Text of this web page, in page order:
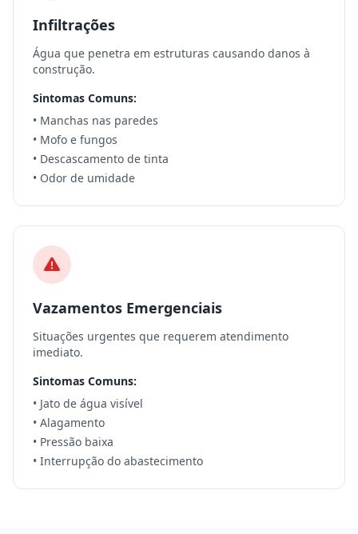
Infiltrações
Água que penetra em estruturas causando danos à
construção.
Sintomas Comuns:
• Manchas nas paredes
• Mofo e fungos
• Descascamento de tinta
• Odor de umidade
Vazamentos Emergenciais
Situações urgentes que requerem atendimento
imediato.
Sintomas Comuns:
• Jato de água visível
• Alagamento
• Pressão baixa
• Interrupção do abastecimento